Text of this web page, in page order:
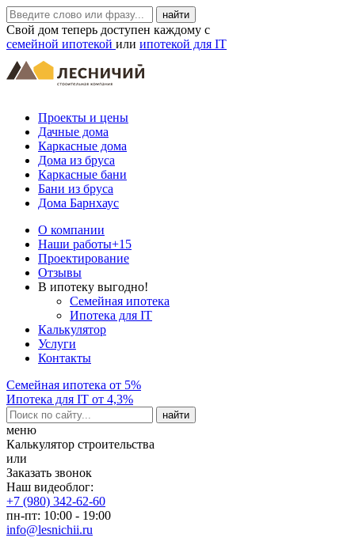
Свой дом теперь доступен каждому с
семейной ипотекой или ипотекой для IT
Проекты и цены
Дачные дома
Каркасные дома
Дома из бруса
Каркасные бани
Бани из бруса
Дома Барнхаус
О компании
Наши работы+15
Проектирование
Отзывы
В ипотеку выгодно!
Семейная ипотека
Ипотека для IT
Калькулятор
Услуги
Контакты
Семейная ипотека от 5%
Ипотека для IT от 4,3%
меню
Калькулятор строительства
или
Заказать звонок
Наш видеоблог:
+7 (980) 342-62-60
пн-пт: 10:00 - 19:00
info@lesnichii.ru